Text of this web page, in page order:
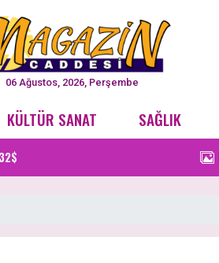
06 Ağustos, 2026, Perşembe
KÜLTÜR SANAT SAĞLIK